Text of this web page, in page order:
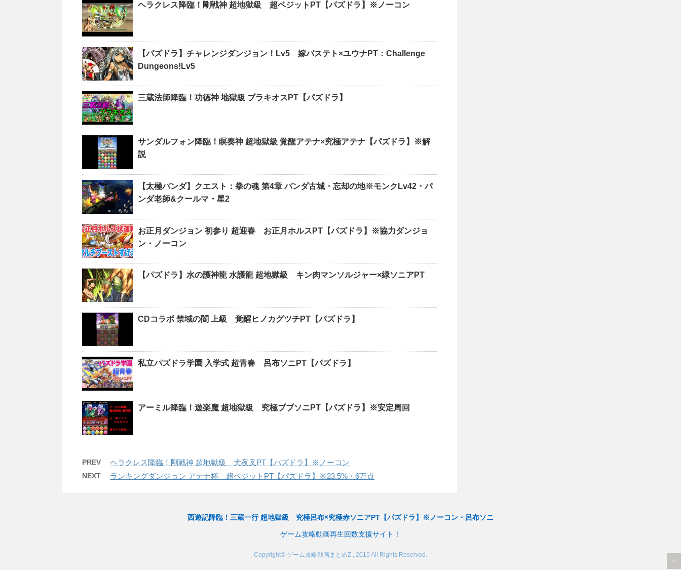
ヘラクレス降臨！剛戦神 超地獄級 超ベジットPT【パズドラ】※ノーコン
【パズドラ】チャレンジダンジョン！Lv5 嫁バステト×ユウナPT：Challenge
Dungeons!Lv5
三蔵法師降臨！功徳神 地獄級 ブラキオスPT【パズドラ】
サンダルフォン降臨！瞑奏神 超地獄級 覚醒アテナ×究極アテナ【パズドラ】※解
説
【太極パンダ】クエスト：拳の魂 第4章 パンダ古城・忘却の地※モンクLv42・パ
ンダ老師&クールマ・星2
お正月ダンジョン 初参り 超迎春 お正月ホルスPT【パズドラ】※協力ダンジョ
ン・ノーコン
【パズドラ】水の護神龍 水護龍 超地獄級 キン肉マンソルジャー×緑ソニアPT
CDコラボ 禁域の闇 上級 覚醒ヒノカグツチPT【パズドラ】
私立パズドラ学園 入学式 超青春 呂布ソニPT【パズドラ】
アーミル降臨！遊楽魔 超地獄級 究極ブブソニPT【パズドラ】※安定周回
PREV ヘラクレス降臨！剛戦神 超地獄級 犬夜叉PT【パズドラ】※ノーコン
NEXT ランキングダンジョン アテナ杯 超ベジットPT【パズドラ】※23.5%・6万点
西遊記降臨！三蔵一行 超地獄級 究極呂布×究極赤ソニアPT【パズドラ】※ノーコン・呂布ソニ
ゲーム攻略動画再生回数支援サイト！
Copyright© ゲーム攻略動画まとめZ , 2015 All Rights Reserved.